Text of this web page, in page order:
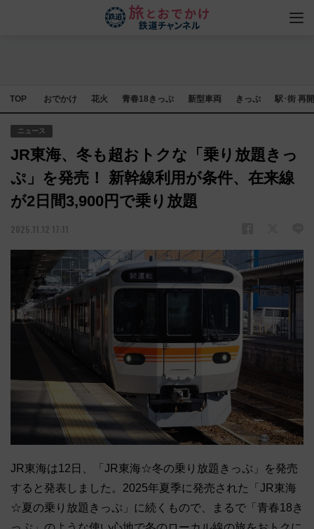
TOP おでかけ 花火 青春18きっぷ 新型車両 きっぷ 駅･街 再
ニュース
JR東海、冬も超おトクな「乗り放題きっ
ぷ」を発売！ 新幹線利用が条件、在来線
が2日間3,900円で乗り放題
2025.11.12 17:11
JR東海は12日、「JR東海☆冬の乗り放題きっぷ」を発売
すると発表しました。2025年夏季に発売された「JR東海
☆夏の乗り放題きっぷ」に続くもので、まるで「青春18き